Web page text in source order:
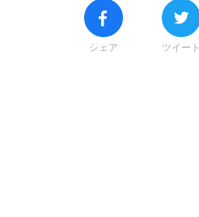
シェア ツイート